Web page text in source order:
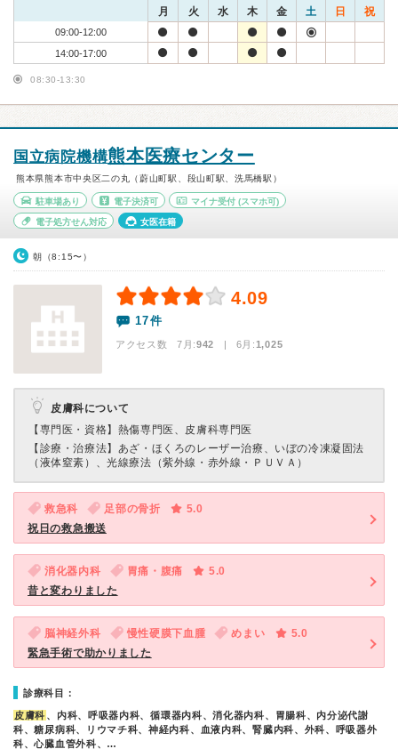
月 火 水 木 金 土 日 祝
09:00-12:00
14:00-17:00
08:30-13:30
国立病院機構熊本医療センター
熊本県熊本市中央区二の丸（蔚山町駅、段山町駅、洗馬橋駅）
駐車場あり 電子決済可 マイナ受付 (スマホ可)
電子処方せん対応 女医在籍
朝（8:15〜）
4.09
17件
アクセス数 7月:942 | 6月:1,025
皮膚科について
【専門医・資格】 熱傷専門医、皮膚科専門医
【診療・治療法】 あざ・ほくろのレーザー治療、いぼの冷凍凝固法
（液体窒素）、光線療法（紫外線・赤外線・ＰＵＶＡ）
救急科 足部の骨折
5.0
祝日の救急搬送
消化器内科 胃痛・腹痛
5.0
昔と変わりました
脳神経外科 慢性硬膜下血腫 めまい
5.0
緊急手術で助かりました
診療科目：
皮膚科 、内科、呼吸器内科、循環器内科、消化器内科、胃腸科、内分泌代謝
科、糖尿病科、リウマチ科、神経内科、血液内科、腎臓内科、外科、呼吸器外
科、心臓血管外科、…